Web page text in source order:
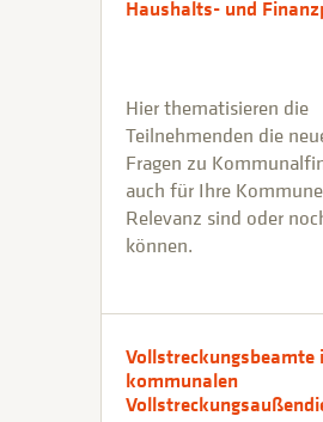
Haushalts- und
Hier thematisieren die
Teilnehmenden die
Fragen zu
auch für Ihre
Relevanz sind oder
können.
Vollstreckungsbeamte
kommunalen